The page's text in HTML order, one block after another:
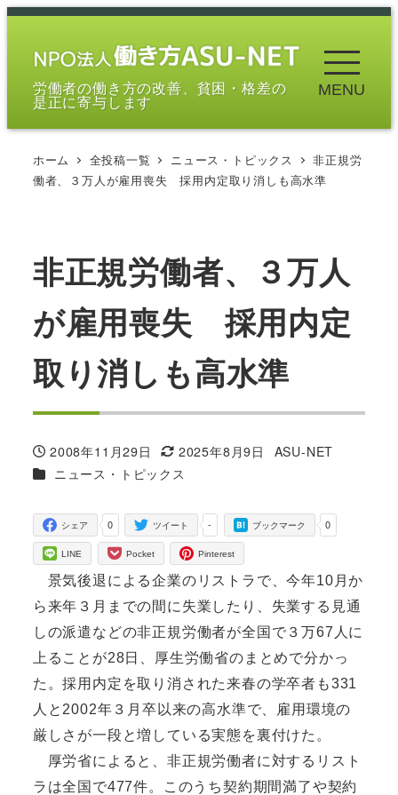
メ
労働者の働き方の改善、貧困・格差の
是正に寄与します
MENU
ホーム 全投稿一覧 ニュース・トピックス
非正規労
働者、３万人が雇用喪失 採用内定取り消しも高水準
非正規労働者、３万人
が雇用喪失 採用内定
取り消しも高水準
投稿日
2008年11月29日
更新日
2025年8月9日
著
ASU-NET
カテゴリー
ニュース・トピックス
0
シェア -
ツイート 0
ブックマーク
LINE Pocket Pinterest
景気後退による企業のリストラで、今年10月か
ら来年３月までの間に失業したり、失業する見通
しの派遣などの非正規労働者が全国で３万67人に
上ることが28日、厚生労働省のまとめで分かっ
た。採用内定を取り消された来春の学卒者も331
人と2002年３月卒以来の高水準で、雇用環境の
厳しさが一段と増している実態を裏付けた。
厚労省によると、非正規労働者に対するリスト
ラは全国で477件。このうち契約期間満了や契約